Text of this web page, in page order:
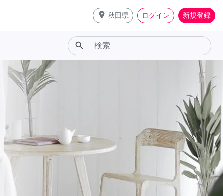
place 秋田県 ログイン 新規登録
search